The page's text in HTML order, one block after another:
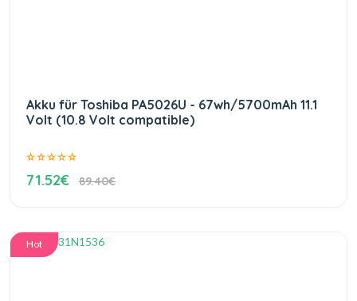
Akku für Toshiba PA5026U - 67wh/5700mAh 11.1
Volt (10.8 Volt compatible)
71.52€ 89.40€
Hot